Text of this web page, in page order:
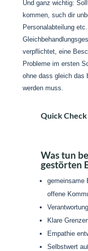
Und ganz wichtig:
kommen, such dir
Personalabteilung
verpflichtet, eine
Probleme im ersten
ohne dass gleich das
werden muss.
Quick Check
Was tun
gestörten
gemeinsame
offene
Klare
Empathie
Selbstwert